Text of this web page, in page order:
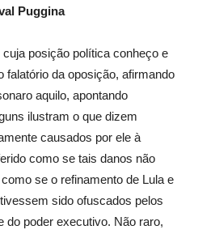
Puggina
posição política conheço e
falatório da oposição, afirmando
aquilo, apontando
ilustram o que dizem
causados por ele à
como se tais danos não
se o refinamento de Lula e
sido ofuscados pelos
do poder executivo. Não raro,